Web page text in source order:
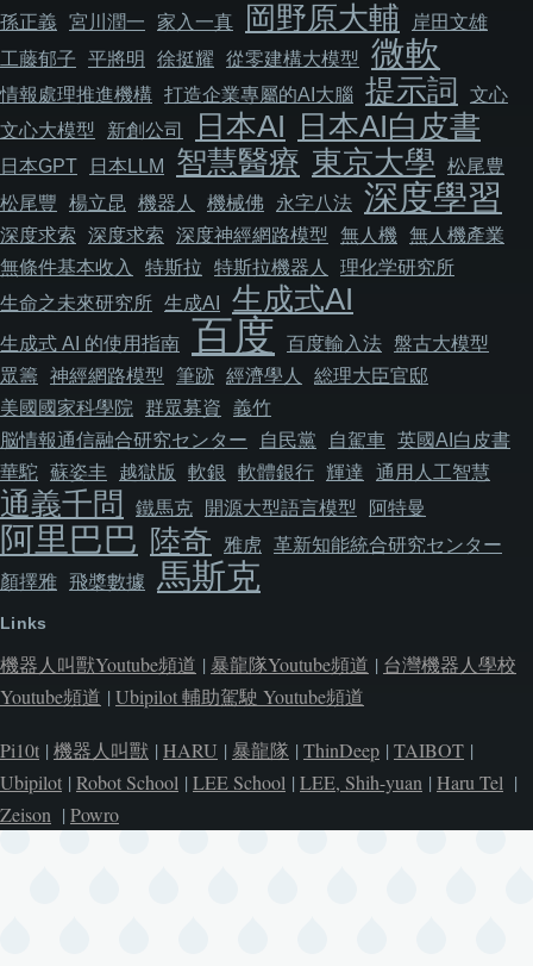
孫正義
宮川潤一 家入一真 岡野原大輔
岸田文雄
工藤郁子
平將明 徐挺耀 從零建構大模型 微軟
情報處理推進機構 打造企業專屬的AI大腦 提示詞
文心
文心大模型
新創公司 日本AI 日本AI白皮書
日本GPT 日本LLM 智慧醫療 東京大學
松尾豊
松尾豐
楊立昆 機器人 機械佛 永字八法 深度學習
深度求索 深度求索 深度神經網路模型 無人機
無人機產業
無條件基本收入
特斯拉 特斯拉機器人
理化学研究所
生命之未來研究所 生成AI 生成式AI
生成式 AI 的使用指南 百度 百度輸入法 盤古大模型
眾籌
神經網路模型 筆跡 經濟學人
総理大臣官邸
美國國家科學院
群眾募資
義竹
脳情報通信融合研究センター
自民黨 自駕車 英國AI白皮書
華駝 蘇姿丰 越獄版 軟銀 軟體銀行 輝達 通用人工智慧
通義千問 鐵馬克 開源大型語言模型 阿特曼
阿里巴巴 陸奇 雅虎
革新知能統合研究センター
顏擇雅 飛槳數據 馬斯克
Links
機器人叫獸Youtube頻道 | 暴龍隊Youtube頻道 | 台灣機器人學校
Youtube頻道 | Ubipilot 輔助駕駛 Youtube頻道
Pi10t | 機器人叫獸 | HARU | 暴龍隊 | ThinDeep | TAIBOT |
Ubipilot | Robot School | LEE School | LEE, Shih-yuan | Haru Tel |
Zeison | Powro